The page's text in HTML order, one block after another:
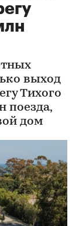
выход
Тихого
поезда,
дом